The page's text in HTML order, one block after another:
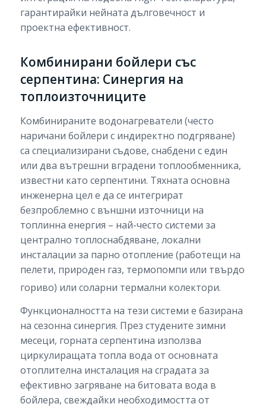
гарантирайки нейната дълговечност и
проектна ефективност.
Комбинирани бойлери със
серпентина: Синергия на
топлоизточниците
Комбинираните водонагреватели (често
наричани бойлери с индиректно подгряване)
са специализирани съдове, снабдени с един
или два вътрешни вградени топлообменника,
известни като серпентини. Тяхната основна
инженерна цел е да се интегрират
безпроблемно с външни източници на
топлинна енергия – най-често системи за
централно топлоснабдяване, локални
инсталации за парно отопление (работещи на
пелети, природен газ, термопомпи или твърдо
гориво) или соларни термални колектори.
Функционалността на тези системи е базирана
на сезонна синергия. През студените зимни
месеци, горната серпентина използва
циркулиращата топла вода от основната
отоплителна инсталация на сградата за
ефективно загряване на битовата вода в
бойлера, свеждайки необходимостта от